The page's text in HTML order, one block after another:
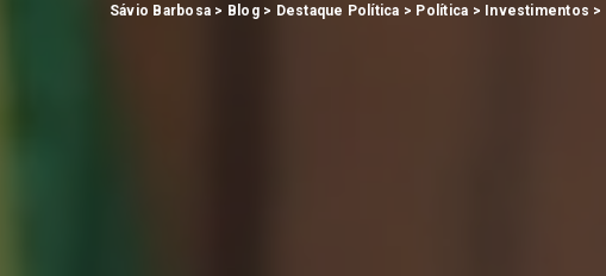
Sávio Barbosa > Blog> Destaque Política > Política > Investimentos >